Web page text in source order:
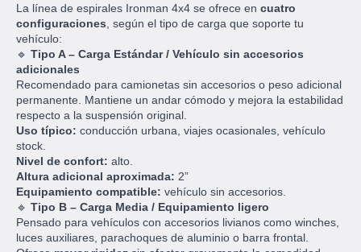
La línea de espirales Ironman 4x4 se ofrece en cuatro
configuraciones , según el tipo de carga que soporte tu
vehículo:
🔹 Tipo A – Carga Estándar / Vehículo sin accesorios
adicionales
Recomendado para camionetas sin accesorios o peso adicional
permanente. Mantiene un andar cómodo y mejora la estabilidad
respecto a la suspensión original.
Uso típico: conducción urbana, viajes ocasionales, vehículo
stock.
Nivel de confort: alto.
Altura adicional aproximada: 2”
Equipamiento compatible: vehículo sin accesorios.
🔹 Tipo B – Carga Media / Equipamiento ligero
Pensado para vehículos con accesorios livianos como winches,
luces auxiliares, parachoques de aluminio o barra frontal.